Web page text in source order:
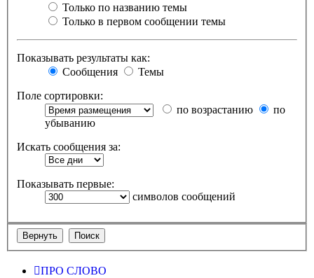
Только по названию темы
Только в первом сообщении темы
Показывать результаты как:
Сообщения
Темы
Поле сортировки:
по возрастанию
по
убыванию
Искать сообщения за:
Показывать первые:
символов сообщений
ПРО СЛОВО